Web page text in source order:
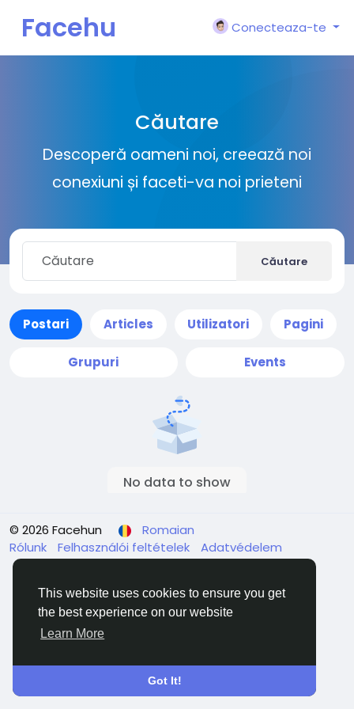
This website uses cookies to ensure you get
the best experience on our website
Learn More
Got It!
Facehu
Conecteaza-te
Căutare
Descoperă oameni noi, creează noi
conexiuni și faceti-va noi prieteni
Căutare
Postari Articles Utilizatori Pagini
Grupuri Events
No data to show
© 2026 Facehun
Romaian
Rólunk
Felhasználói feltételek
Adatvédelem
Contacteaza-ne